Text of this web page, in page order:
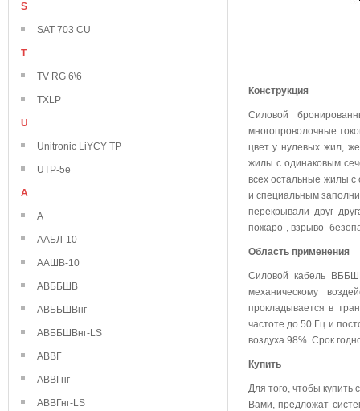
S
SAT 703 CU
T
TV RG 6\6
TXLP
U
Unitronic LiYCY TP
UTP-5e
А
А
ААБЛ-10
ААШВ-10
АВББШВ
АВББШВнг
АВББШВнг-LS
АВВГ
АВВГнг
АВВГнг-LS
Конструкция
Силовой
многопроволочные
цвет у нулевых жил,
жилы с одинаковым
всех остальные жилы с
и специальным
перекрывали друг
пожаро-, взрыво-
Область применения
Силовой кабель
механическому
прокладывается в
частоте до 50 Гц и
воздуха 98%. Срок
Купить
Для того, чтобы купить
Вами, предложат